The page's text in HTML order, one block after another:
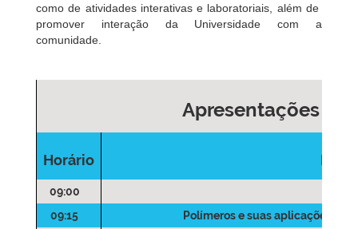
como de atividades interativas e laboratoriais, além de
promover interação da Universidade com a
comunidade.
Apresentações
Horário Dia
09:00
09:15
Polímeros e suas aplicações